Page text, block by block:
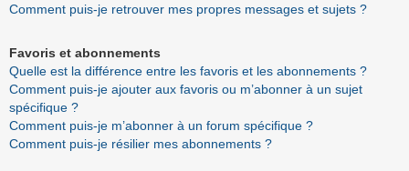
Comment puis-je retrouver mes propres messages et sujets ?
Favoris et abonnements
Quelle est la différence entre les favoris et les abonnements ?
Comment puis-je ajouter aux favoris ou m’abonner à un sujet
spécifique ?
Comment puis-je m’abonner à un forum spécifique ?
Comment puis-je résilier mes abonnements ?